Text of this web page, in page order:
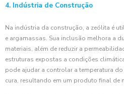
4. Indústria de Construção
Na indústria da construção, a zeólita é
e argamassas. Sua inclusão melhora a
materiais, além de reduzir a
estruturas expostas a condições
pode ajudar a controlar a temperatura
cura, resultando em um produto final de